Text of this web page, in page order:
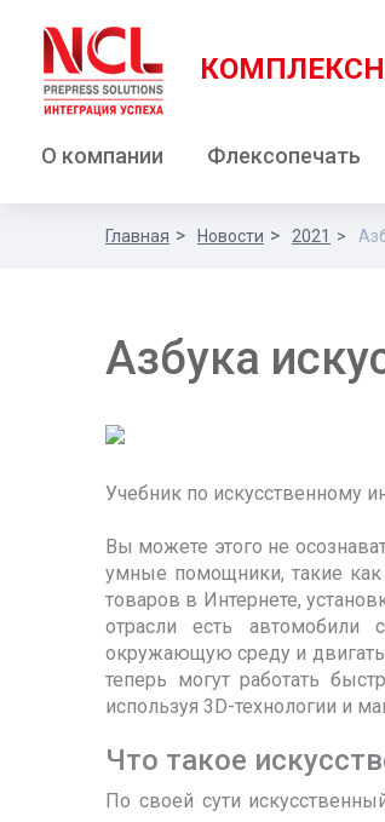
О компании Флексопечать
Главная Новости 2021
Азбука
Учебник по искусственному
Вы можете этого не
умные помощники, такие как
товаров в Интернете,
отрасли есть автомобили
окружающую среду и
теперь могут работать
используя 3D-технологии и
Что такое
По своей сути